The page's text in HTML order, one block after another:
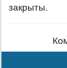
закрыты.